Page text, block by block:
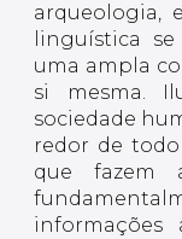
arqueologia,
linguística
uma ampla
si mesma.
sociedade
redor de
que fazem
informações